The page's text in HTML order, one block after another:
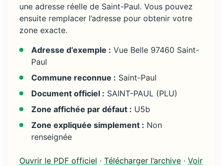
une adresse réelle de Saint-Paul. Vous pouvez
ensuite remplacer l’adresse pour obtenir votre
zone exacte.
Adresse d’exemple : Vue Belle 97460 Saint-
Paul
Commune reconnue : Saint-Paul
Document officiel : SAINT-PAUL (PLU)
Zone affichée par défaut : U5b
Zone expliquée simplement : Non
renseignée
Ouvrir le PDF officiel · Télécharger l’archive · Voir